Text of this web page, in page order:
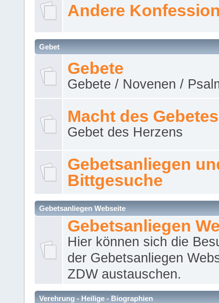
Andere
Gebet
Gebete
Gebete / Novenen /
Macht des Gebetes
Gebet des Herzens
Gebetsanliegen
Bittgesuche
Gebetsanliegen Webseite
Gebetsanliegen
Hier können sich die
der Gebetsanliegen
ZDW austauschen.
Verehrung - Heilige - Biographien